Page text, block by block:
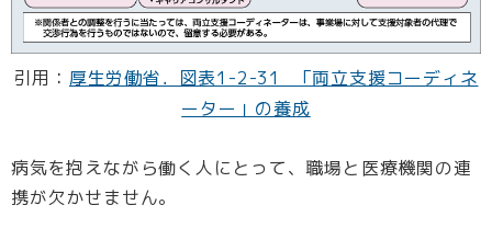
引用： 厚生労働省．図表1-2-31 「両立支援コーディネ
ーター」の養成
病気を抱えながら働く人にとって、職場と医療機関の連
携が欠かせません。